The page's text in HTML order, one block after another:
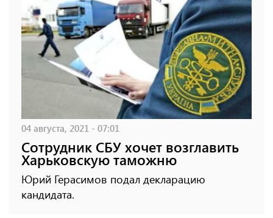
04 августа, 2021 - 07:01
Сотрудник СБУ хочет возглавить
Харьковскую таможню
Юрий Герасимов подал декларацию
кандидата.